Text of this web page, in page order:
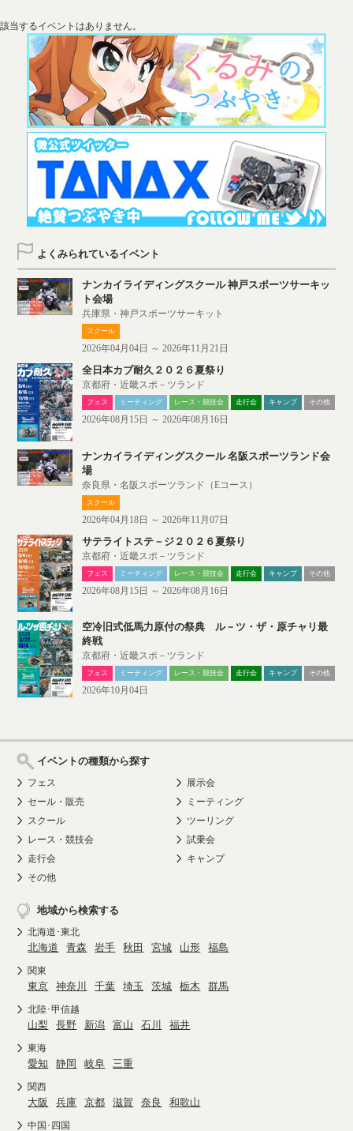
該当するイベントはありません。
よくみられているイベント
ナンカイライディングスクール 神戸スポーツサーキッ
ト会場
兵庫県・神戸スポーツサーキット
スクール
2026年04月04日 ～ 2026年11月21日
全日本カブ耐久２０２６夏祭り
京都府・近畿スポ－ツランド
フェス ミーティング レース・競技会 走行会 キャンプ その他
2026年08月15日 ～ 2026年08月16日
ナンカイライディングスクール 名阪スポーツランド会
場
奈良県・名阪スポーツランド（Eコース）
スクール
2026年04月18日 ～ 2026年11月07日
サテライトステ－ジ２０２６夏祭り
京都府・近畿スポ－ツランド
フェス ミーティング レース・競技会 走行会 キャンプ その他
2026年08月15日 ～ 2026年08月16日
空冷旧式低馬力原付の祭典 ル－ツ・ザ・原チャリ最
終戦
京都府・近畿スポ－ツランド
フェス ミーティング レース・競技会 走行会 キャンプ その他
2026年10月04日
イベントの種類から探す
フェス
展示会
セール・販売
ミーティング
スクール
ツーリング
レース・競技会
試乗会
走行会
キャンプ
その他
地域から検索する
北海道･東北
北海道 青森 岩手 秋田 宮城 山形 福島
関東
東京 神奈川 千葉 埼玉 茨城 栃木 群馬
北陸･甲信越
山梨 長野 新潟 富山 石川 福井
東海
愛知 静岡 岐阜 三重
関西
大阪 兵庫 京都 滋賀 奈良 和歌山
中国･四国